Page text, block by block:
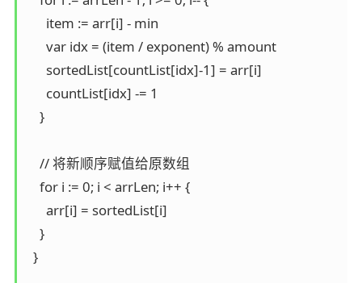
      item := arr[i] - min
      var idx = (item / exponent) % amount
      sortedList[countList[idx]-1] = arr[i]
      countList[idx] -= 1
    }
    // 将新顺序赋值给原数组
    for i := 0; i < arrLen; i++ {
      arr[i] = sortedList[i]
    }
  }